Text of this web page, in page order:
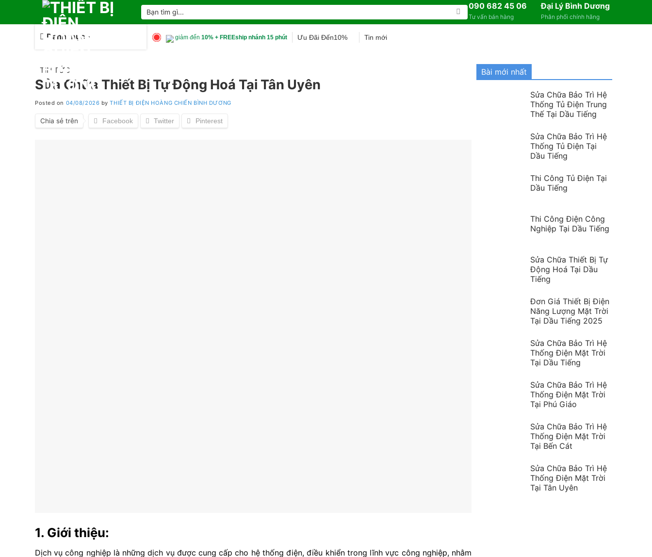
Tìm
kiếm:
090 682 45 06
Tư vấn bán hàng
Đại Lý Bình Dương
Phân phối chính hãng
Danh mục giảm đến 10% + FREEship nhánh 15 phút Ưu Đãi Đến10% Tin mới
TIN TỨC
Sửa Chữa Thiết Bị Tự Động Hoá Tại Tân Uyên
Posted on 04/08/2026 byTHIẾT BỊ ĐIỆN HOÀNG CHIẾN BÌNH DƯƠNG
Chia sẻ trên
1. Giới thiệu:
Dịch vụ công nghiệp là những dịch vụ được cung cấp cho hệ thống điện, điều khiển trong lĩnh vực công nghiệp, nhằm
Bài mới nhất
Sửa Chữa Bảo Trì Hệ
Thống Tủ Điện Trung
Thế Tại Dầu Tiếng
Sửa Chữa Bảo Trì Hệ
Thống Tủ Điện Tại
Dầu Tiếng
Thi Công Tủ Điện Tại
Dầu Tiếng
Thi Công Điện Công
Nghiệp Tại Dầu Tiếng
Sửa Chữa Thiết Bị Tự
Động Hoá Tại Dầu
Tiếng
Đơn Giá Thiết Bị Điện
Năng Lượng Mặt Trời
Tại Dầu Tiếng 2025
Sửa Chữa Bảo Trì Hệ
Thống Điện Mặt Trời
Tại Dầu Tiếng
Sửa Chữa Bảo Trì Hệ
Thống Điện Mặt Trời
Tại Phú Giáo
Sửa Chữa Bảo Trì Hệ
Thống Điện Mặt Trời
Tại Bến Cát
Sửa Chữa Bảo Trì Hệ
Thống Điện Mặt Trời
Tại Tân Uyên